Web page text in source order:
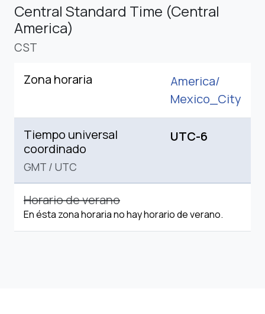
Central Standard Time (Central
America)
CST
Zona horaria
America/
Mexico_City
Tiempo universal
coordinado
GMT / UTC
UTC-6
Horario de verano
En ésta zona horaria no hay horario de verano.